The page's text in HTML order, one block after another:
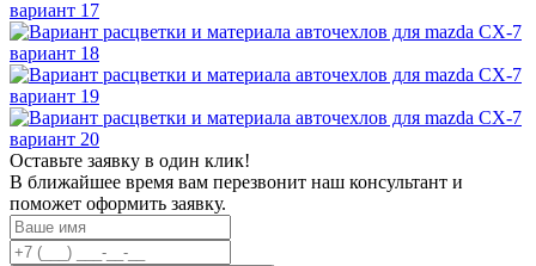
Оставьте заявку в один клик!
В ближайшее время вам перезвонит наш консультант и
поможет оформить заявку.